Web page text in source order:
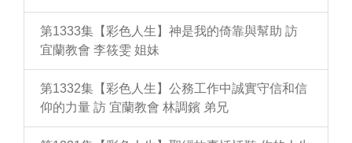
第1333集【彩色人生】神是我的倚靠與幫助 訪
宜蘭教會 李筱雯 姐妹
第1332集【彩色人生】公務工作中誠實守信和信
仰的力量 訪 宜蘭教會 林調鑌 弟兄